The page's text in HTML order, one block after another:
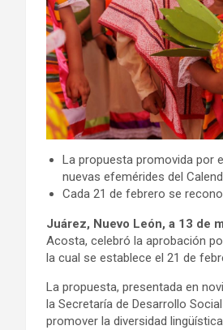
La propuesta promovida por
nuevas efemérides del
Cada 21 de febrero se
Juárez, Nuevo León, a 13 de
Acosta, celebró la aprobación
la cual se establece el 21 de
La propuesta, presentada en
la Secretaría de Desarrollo
promover la diversidad